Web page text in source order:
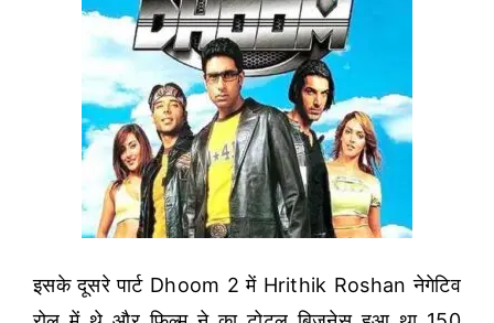
इसके दूसरे पार्ट Dhoom 2 में Hrithik Roshan नेगेटिव